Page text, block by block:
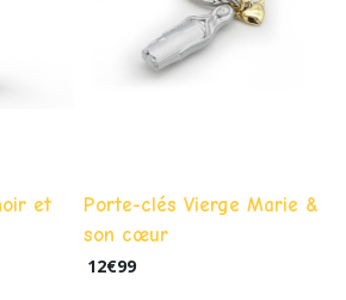
et
Porte-clés Vierge Marie &
son cœur
12€99